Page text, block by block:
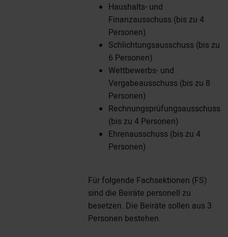
Haushalts- und
Finanzausschuss (bis zu 4
Personen)
Schlichtungsausschuss (bis zu
6 Personen)
Wettbewerbs- und
Vergabeausschuss (bis zu 8
Personen)
Rechnungsprüfungsausschuss
(bis zu 4 Personen)
Ehrenausschuss (bis zu 4
Personen)
Für folgende Fachsektionen (FS)
sind die Beiräte personell zu
besetzen. Die Beiräte sollen aus 3
Personen bestehen.